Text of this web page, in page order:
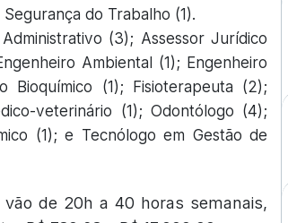
Segurança do Trabalho (1).
(3); Assessor Jurídico
Ambiental (1); Engenheiro
Bioquímico (1); Fisioterapeuta (2);
veterinário (1); Odontólogo (4);
(1); e Tecnólogo em Gestão de
de 20h a 40 horas semanais,